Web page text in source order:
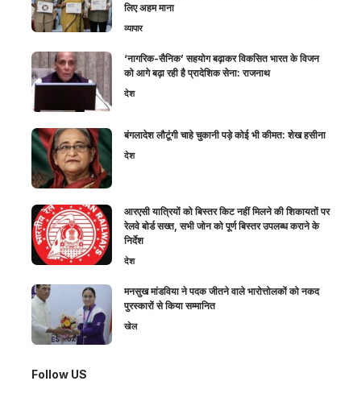
लिए अहम माना
व्यापार
‘नागरिक-सैनिक’ सहयोग बढ़ाकर विकसित भारत के विजन
को आगे बढ़ा रही है प्रादेशिक सेना: राजनाथ
देश
बंगलादेश लौटूंगी चाहे चुकानी पड़े कोई भी कीमत: शेख हसीना
देश
आरएसी यात्रियों को बिस्तर किट नहीं मिलने की शिकायतों पर
रेलवे बोर्ड सख्त, सभी जोन को पूर्ण बिस्तर उपलब्ध कराने के
निर्देश
देश
मनसुख मांडविया ने पदक जीतने वाले भारोत्तोलकों को नकद
पुरस्कारों से किया सम्मानित
खेल
Follow US